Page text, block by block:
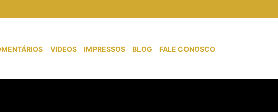
VIDEOS IMPRESSOS BLOG FALE CONOSCO